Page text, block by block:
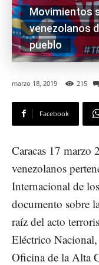
Movimientos
venezolanos
pueblo
marzo 18, 2019 215
Facebook
Caracas 17 marzo
venezolanos
Internacional de
documento sobre
raíz del acto
Eléctrico
Oficina de la Alta